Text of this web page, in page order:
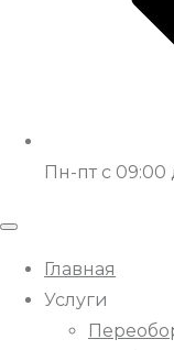
Пн-пт с 09:00
Главная
Услуги